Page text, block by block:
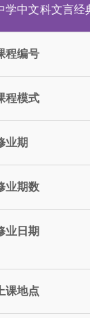
学中文科文言经
程编号
程模式
业期
业期数
业日期
课地点